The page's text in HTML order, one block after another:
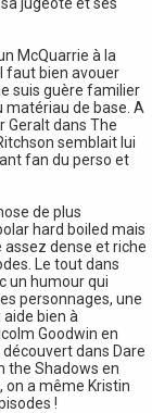
McQuarrie à la
faut bien avouer
suis guère familier
matériau de base. A
Geralt dans The
semblait lui
fan du perso et
de plus
hard boiled mais
assez dense et riche
Le tout dans
un humour qui
personnages, une
bien à
Goodwin en
dans Dare
the Shadows en
on a même Kristin
!